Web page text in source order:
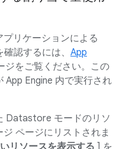
リケーションによる
認するには、 App
ジをご覧ください。この
App Engine 内で実行され
Datastore モードのリソ
ページにリストされま
リソースを表示する ] を